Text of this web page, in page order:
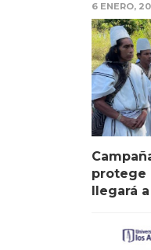
6 ENERO,
protege
llegará